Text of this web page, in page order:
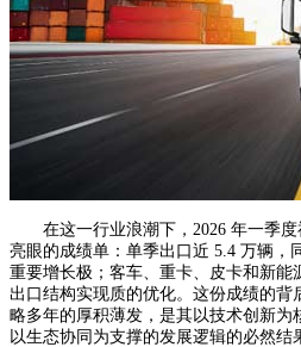
在这一行业浪潮下，2026 年一季度
亮眼的成绩单：单季出口近 5.4 万辆，
重要增长极；客车、重卡、皮卡和新能
出口结构实现质的优化。这份成绩的背
略多年的厚积薄发，是其以技术创新为
以生态协同为支撑的发展逻辑的必然